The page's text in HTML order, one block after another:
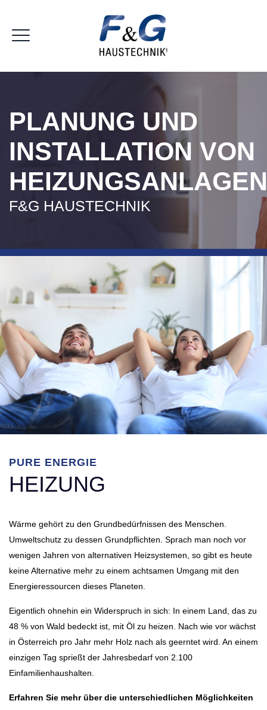
PLANUNG UND
INSTALLATION VON
HEIZUNGSANLAGEN
F&G HAUSTECHNIK
PURE ENERGIE
HEIZUNG
Wärme gehört zu den Grundbedürfnissen des Menschen.
Umweltschutz zu dessen Grundpflichten. Sprach man noch vor
wenigen Jahren von alternativen Heizsystemen, so gibt es heute
keine Alternative mehr zu einem achtsamen Umgang mit den
Energieressourcen dieses Planeten.
Eigentlich ohnehin ein Widerspruch in sich: In einem Land, das zu
48 % von Wald bedeckt ist, mit Öl zu heizen. Nach wie vor wächst
in Österreich pro Jahr mehr Holz nach als geerntet wird. An einem
einzigen Tag sprießt der Jahresbedarf von 2.100
Einfamilienhaushalten.
Erfahren Sie mehr über die unterschiedlichen Möglichkeiten